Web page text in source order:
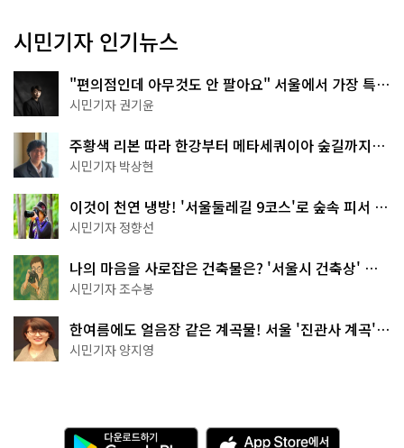
시민기자 인기뉴스
"편의점인데 아무것도 안 팔아요" 서울에서 가장 특별
한 편의점의 정체
시민기자 권기윤
주황색 리본 따라 한강부터 메타세쿼이아 숲길까지…
서울둘레길 15코스
시민기자 박상현
이것이 천연 냉방! '서울둘레길 9코스'로 숲속 피서 떠
나볼까
시민기자 정향선
나의 마음을 사로잡은 건축물은? '서울시 건축상' 수
상작 공개!
시민기자 조수봉
한여름에도 얼음장 같은 계곡물! 서울 '진관사 계곡'이
천국이네~
시민기자 양지영
다 A